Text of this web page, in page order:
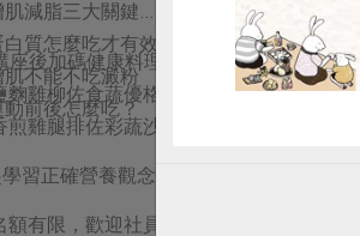
減脂三大關鍵
質怎麼吃才有效？
不能不吃澱粉
前後怎麼吃？
後加碼健康料理實作
麴雞柳佐食蔬優格醬
煎雞腿排佐彩蔬沙拉醬
習正確營養觀念，預防肌少症，吃出健
額有限，歡迎社員、眷屬及有興趣的民眾